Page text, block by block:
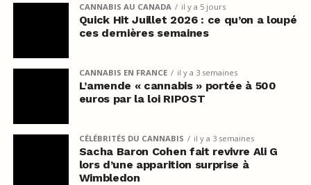
CANNABIS AU CANADA il y a 5 jours
Quick Hit Juillet 2026 : ce qu’on a loupé
ces dernières semaines
CANNABIS EN FRANCE il y a 3 semaines
L’amende « cannabis » portée à 500
euros par la loi RIPOST
CÉLÉBRITÉS DU CANNABIS il y a 3 semaines
Sacha Baron Cohen fait revivre Ali G
lors d’une apparition surprise à
Wimbledon